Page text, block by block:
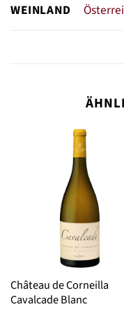
WEINLAND
Château de Corneilla
Cavalcade Blanc